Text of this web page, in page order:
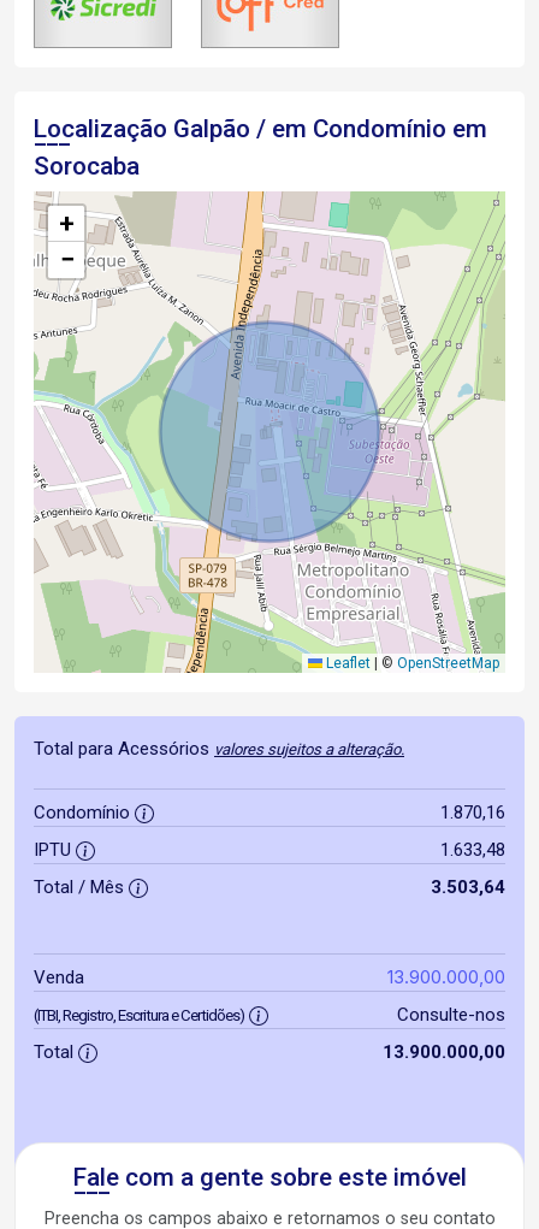
Localização Galpão / em Condomínio em
Sorocaba
+
−
Leaflet © OpenStreetMap
Total para Acessórios valores sujeitos a alteração.
Condomínio
1.870,16
IPTU
1.633,48
Total / Mês
3.503,64
Venda 13.900.000,00
(ITBI, Registro, Escritura e Certidões)
Consulte-nos
Total
13.900.000,00
Fale com a gente sobre este imóvel
Preencha os campos abaixo e retornamos o seu contato